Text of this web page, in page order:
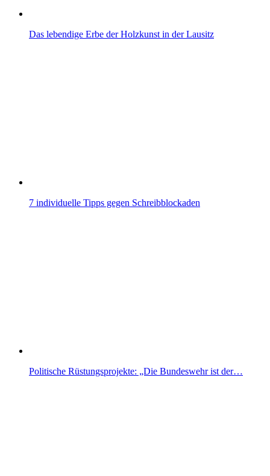
Das lebendige Erbe der Holzkunst in der Lausitz
7 individuelle Tipps gegen Schreibblockaden
Politische Rüstungsprojekte: „Die Bundeswehr ist der…